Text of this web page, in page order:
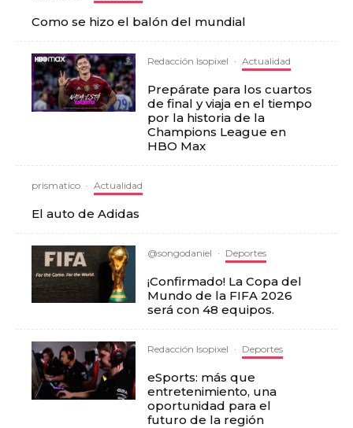
Como se hizo el balón del mundial
Redacción Isopixel · Actualidad
Prepárate para los cuartos
de final y viaja en el tiempo
por la historia de la
Champions League en
HBO Max
prismatico · Actualidad
El auto de Adidas
@songodaniel · Deportes
¡Confirmado! La Copa del
Mundo de la FIFA 2026
será con 48 equipos.
Redacción Isopixel · Deportes
eSports: más que
entretenimiento, una
oportunidad para el
futuro de la región